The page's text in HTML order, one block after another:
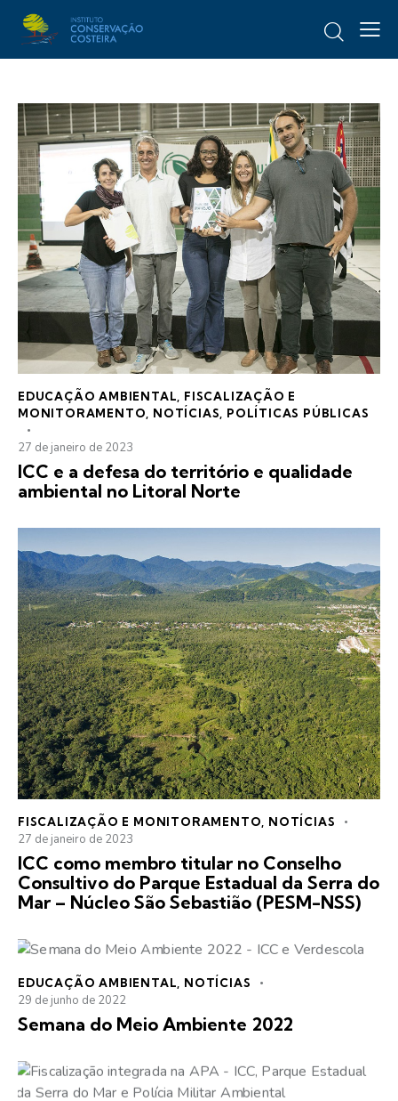
EDUCAÇÃO AMBIENTAL, FISCALIZAÇÃO E
MONITORAMENTO, NOTÍCIAS, POLÍTICAS PÚBLICAS
27 de janeiro de 2023
ICC e a defesa do território e qualidade
ambiental no Litoral Norte
FISCALIZAÇÃO E MONITORAMENTO NOTÍCIAS
27 de janeiro de 2023
ICC como membro titular no Conselho
Consultivo do Parque Estadual da Serra do
Mar – Núcleo São Sebastião (PESM-NSS)
EDUCAÇÃO AMBIENTAL NOTÍCIAS
29 de junho de 2022
Semana do Meio Ambiente 2022